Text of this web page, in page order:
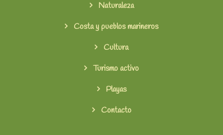
Naturaleza
Costa y pueblos marineros
Cultura
Turismo activo
Playas
Contacto